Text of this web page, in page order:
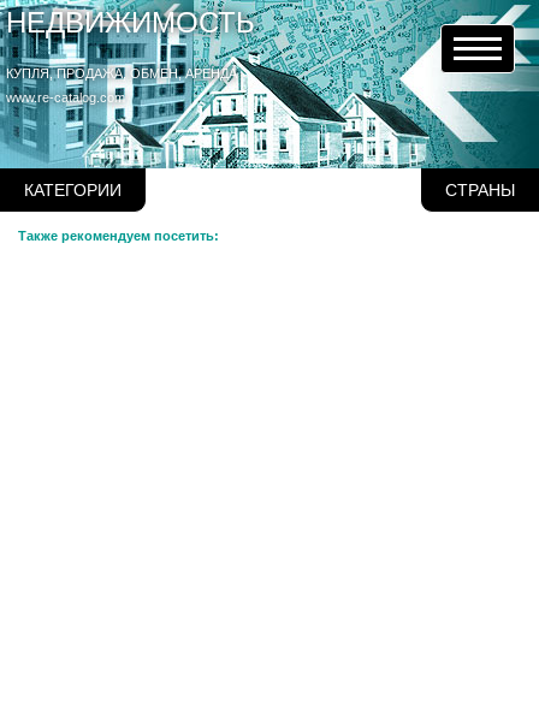
НЕДВИЖИМОСТЬ
КУПЛЯ, ПРОДАЖА, ОБМЕН, АРЕНДА
www.re-catalog.com
КАТЕГОРИИ СТРАНЫ
Также рекомендуем посетить: